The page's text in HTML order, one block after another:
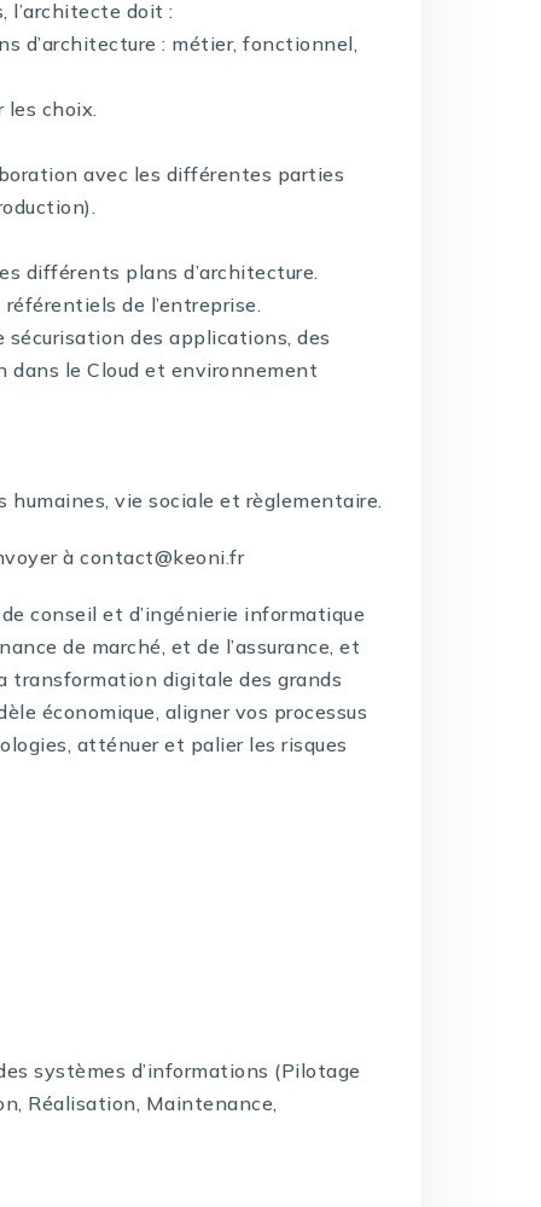
l’architecte doit :
d’architecture : métier, fonctionnel,
les choix.
avec les différentes parties
différents plans d’architecture.
de l’entreprise.
des applications, des
le Cloud et environnement
humaines, vie sociale et règlementaire.
à contact@keoni.fr
conseil et d’ingénierie informatique
de marché, et de l’assurance, et
transformation digitale des grands
économique, aligner vos processus
atténuer et palier les risques
systèmes d’informations (Pilotage
Réalisation, Maintenance,